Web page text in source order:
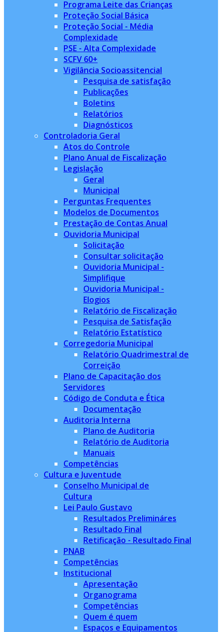
Programa Leite das Crianças
Proteção Social Básica
Proteção Social - Média
Complexidade
PSE - Alta Complexidade
SCFV 60+
Vigilância Socioassitencial
Pesquisa de satisfação
Publicações
Boletins
Relatórios
Diagnósticos
Controladoria Geral
Atos do Controle
Plano Anual de Fiscalização
Legislação
Geral
Municipal
Perguntas Frequentes
Modelos de Documentos
Prestação de Contas Anual
Ouvidoria Municipal
Solicitação
Consultar solicitação
Ouvidoria Municipal -
Simplifique
Ouvidoria Municipal -
Elogios
Relatório de Fiscalização
Pesquisa de Satisfação
Relatório Estatístico
Corregedoria Municipal
Relatório Quadrimestral de
Correição
Plano de Capacitação dos
Servidores
Código de Conduta e Ética
Documentação
Auditoria Interna
Plano de Auditoria
Relatório de Auditoria
Manuais
Competências
Cultura e Juventude
Conselho Municipal de
Cultura
Lei Paulo Gustavo
Resultados Prelimináres
Resultado Final
Retificação - Resultado Final
PNAB
Competências
Institucional
Apresentação
Organograma
Competências
Quem é quem
Espaços e Equipamentos